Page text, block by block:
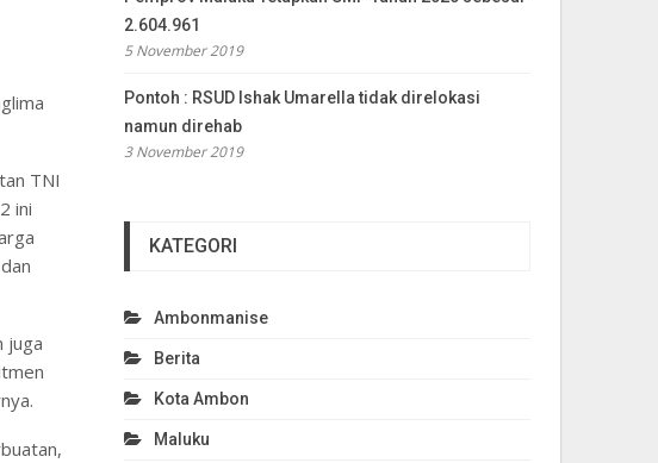
TNI
ini
juga
2.604.961
5 November 2019
Pontoh : RSUD Ishak Umarella tidak direlokasi
namun direhab
3 November 2019
KATEGORI
Ambonmanise
Berita
Kota Ambon
Maluku